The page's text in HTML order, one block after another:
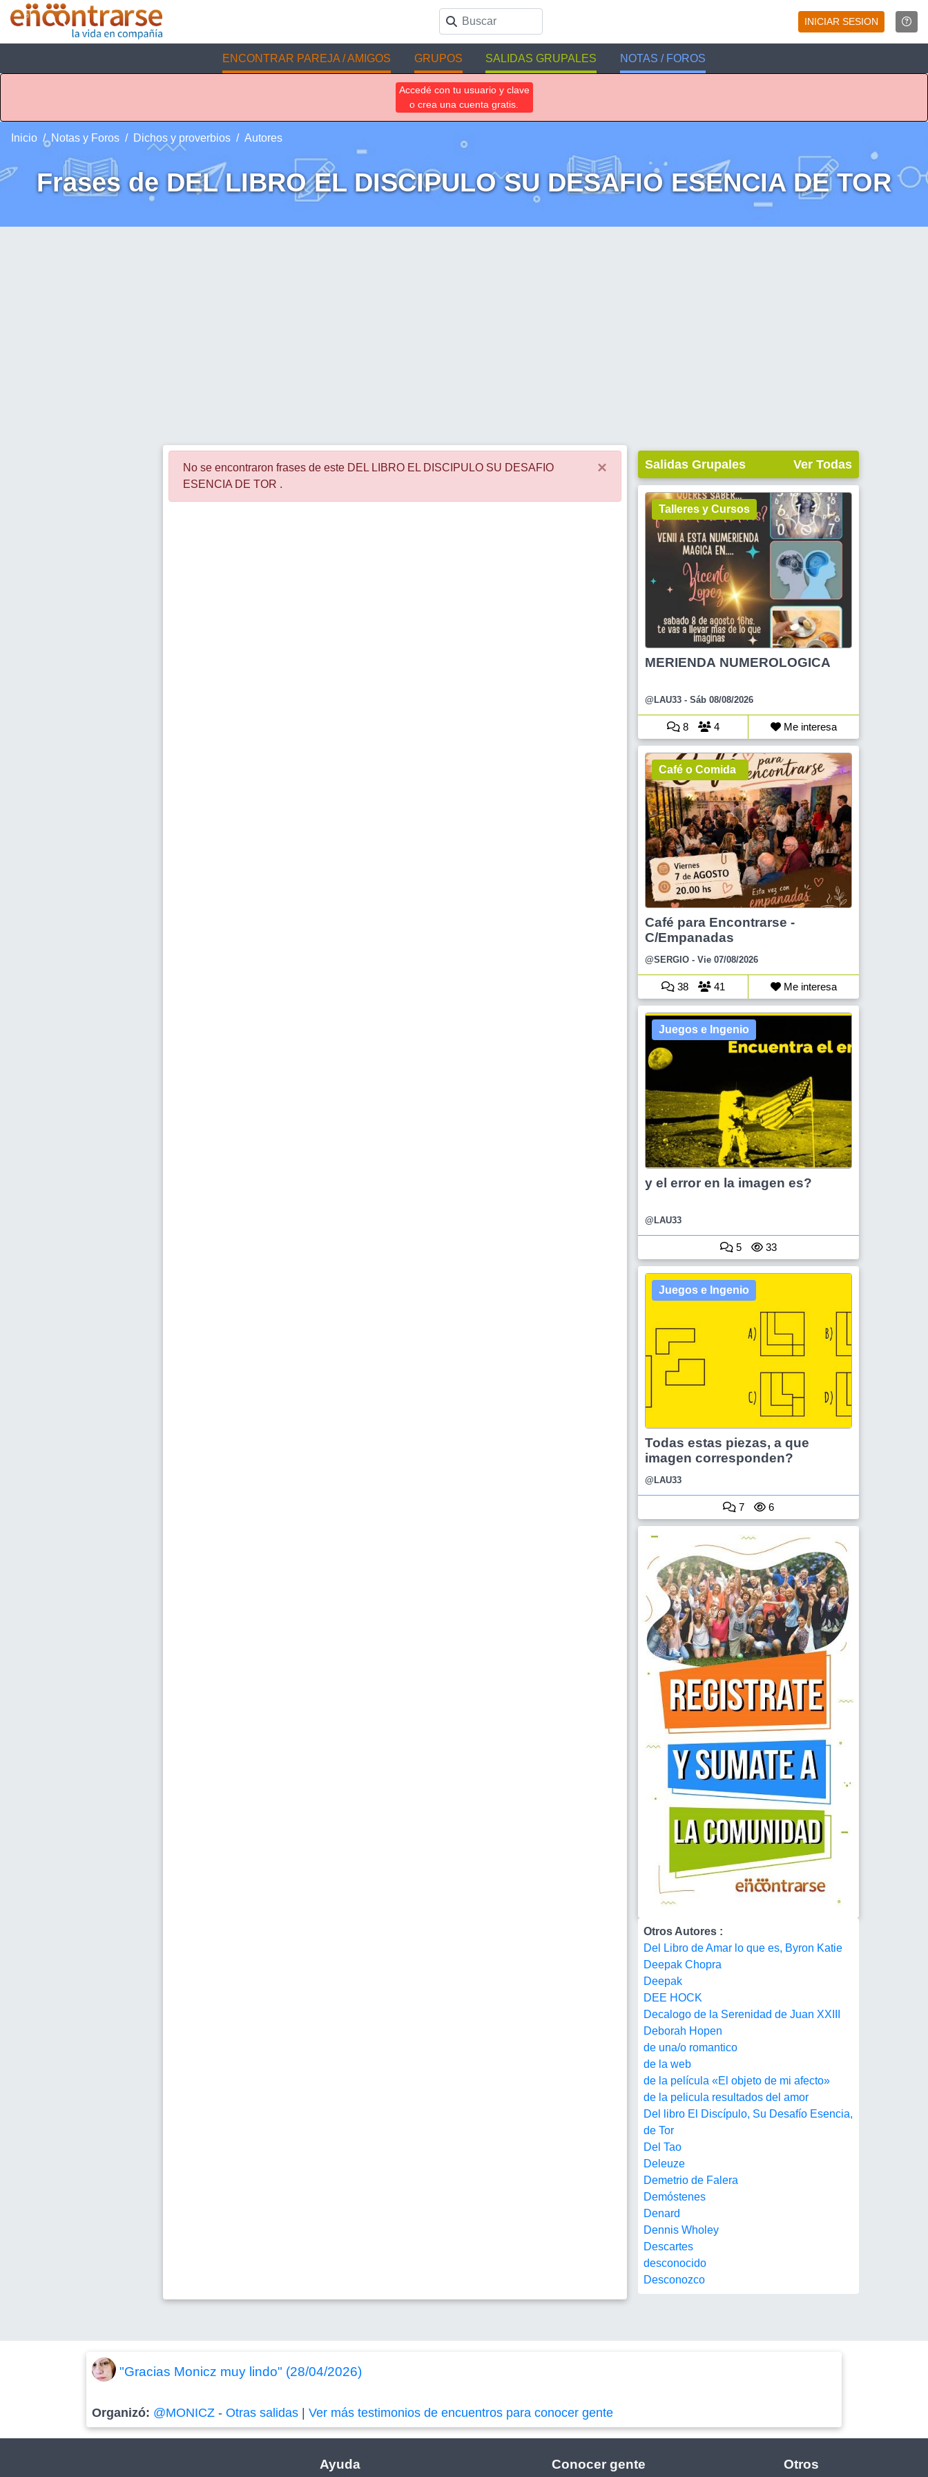
INICIAR SESION
ENCONTRAR PAREJA / AMIGOS GRUPOS SALIDAS GRUPALES NOTAS / FOROS
Accedé con tu usuario y clave
o crea una cuenta gratis.
Inicio Notas y Foros Dichos y proverbios Autores
Frases de DEL LIBRO EL DISCIPULO SU DESAFIO ESENCIA DE TOR
No se encontraron frases de este DEL LIBRO EL DISCIPULO SU DESAFIO
ESENCIA DE TOR .
× Salidas Grupales Ver Todas
Talleres y Cursos
MERIENDA NUMEROLOGICA
@LAU33 - Sáb 08/08/2026
8 4 Me interesa
Café o Comida
Café para Encontrarse -
C/Empanadas
@SERGIO - Vie 07/08/2026
38 41 Me interesa
Juegos e Ingenio
y el error en la imagen es?
@LAU33
5 33
Juegos e Ingenio
Todas estas piezas, a que
imagen corresponden?
@LAU33
7 6
Otros Autores :
Del Libro de Amar lo que es, Byron Katie
Deepak Chopra
Deepak
DEE HOCK
Decalogo de la Serenidad de Juan XXIII
Deborah Hopen
de una/o romantico
de la web
de la película «El objeto de mi afecto»
de la pelicula resultados del amor
Del libro El Discípulo, Su Desafío Esencia,
de Tor
Del Tao
Deleuze
Demetrio de Falera
Demóstenes
Denard
Dennis Wholey
Descartes
desconocido
Desconozco
"Gracias Monicz muy lindo" (28/04/2026)
Organizó: @MONICZ -Otras salidas |Ver más testimonios de encuentros para conocer gente
Ayuda Conocer gente Otros